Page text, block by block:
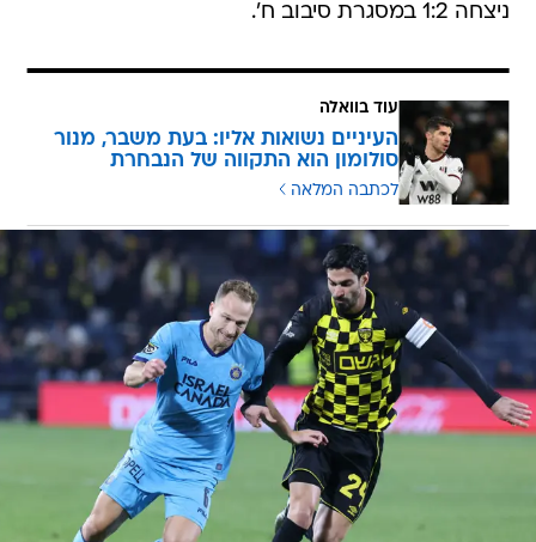
ניצחה 1:2 במסגרת סיבוב ח'.
עוד בוואלה
העיניים נשואות אליו: בעת משבר, מנור
סולומון הוא התקווה של הנבחרת
לכתבה המלאה